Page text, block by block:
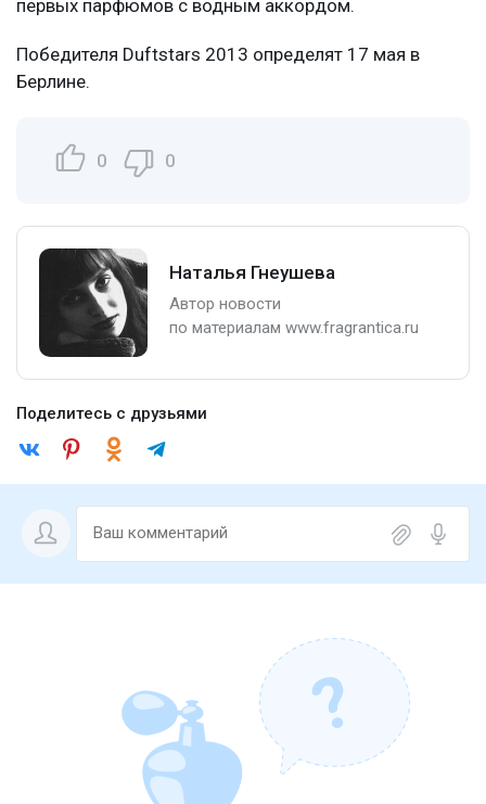
первых парфюмов с водным аккордом.
Победителя Duftstars 2013 определят 17 мая в
Берлине.
0 0
Наталья Гнеушева
Автор новости
по материалам www.fragrantica.ru
Поделитесь с друзьями